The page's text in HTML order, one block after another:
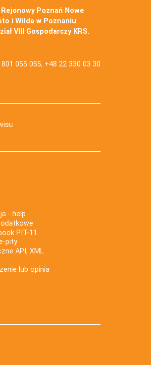
Rejonowy Poznań Nowe
i Wilda w Poznaniu
VIII Gospodarczy KRS.
055 055, +48 22 330 03 30
- help
PIT-11
pity
API, XML
lub opinia